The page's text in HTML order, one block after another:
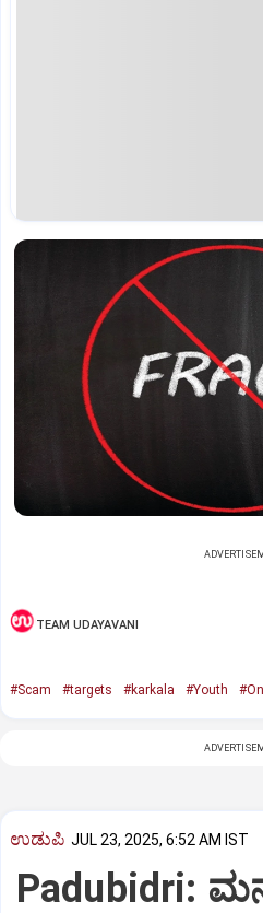
TEAM UDAYAVANI
#Scam #targets #karkala #Youth
ಉಡುಪಿ JUL 23, 2025, 6:52 AM IST
Padubidri: